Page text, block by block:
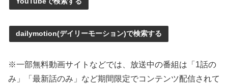
dailymotion(デイリーモーション)で検索する
※一部無料動画サイトなどでは、放送中の番組は「1話の
み」「最新話のみ」など期間限定でコンテンツ配信されて